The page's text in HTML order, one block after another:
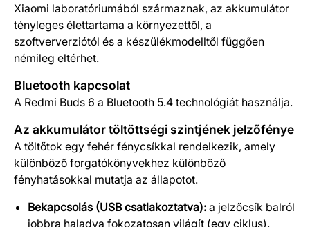
Xiaomi laboratóriumából származnak, az akkumulátor
tényleges élettartama a környezettől, a
szoftververziótól és a készülékmodelltől függően
némileg eltérhet.
Bluetooth kapcsolat
A Redmi Buds 6 a Bluetooth 5.4 technológiát használja.
Az akkumulátor töltöttségi szintjének jelzőfénye
A töltőtok egy fehér fénycsíkkal rendelkezik, amely
különböző forgatókönyvekhez különböző
fényhatásokkal mutatja az állapotot.
Bekapcsolás (USB csatlakoztatva): a jelzőcsík balról
jobbra haladva fokozatosan világít (egy ciklus).